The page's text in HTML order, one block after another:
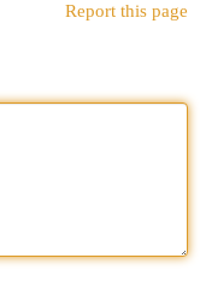
Report this page